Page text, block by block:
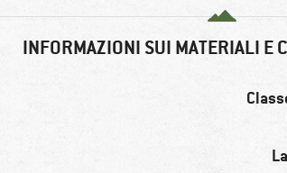
INFORMAZIONI SUI MATERIALI E